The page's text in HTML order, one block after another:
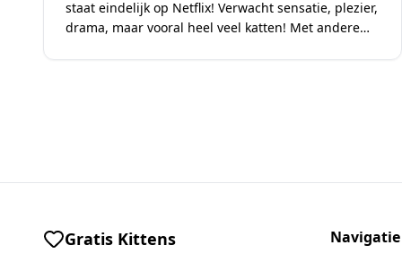
staat eindelijk op Netflix! Verwacht sensatie, plezier,
drama, maar vooral heel veel katten! Met andere
Gratis Kittens Navigatie